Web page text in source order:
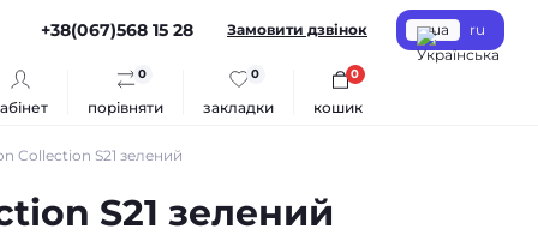
+38(067)568 15 28 Замовити дзвінок ua ru
порівняти
0
закладки
0
кошик
0
Collection S21 зелений
S21 зелений